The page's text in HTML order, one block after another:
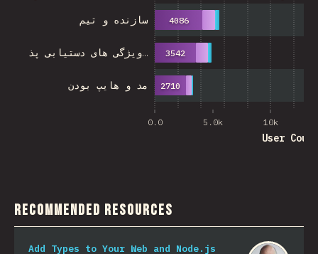
0.0 5.0k 10k
User Count
مد و هایپ بودن
ویژگی های دستیابی پذ…
سازنده و تیم
2710
3542
4086
Recommended Resources
Add Types to Your Web and Node.js